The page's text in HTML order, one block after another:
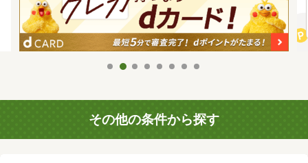
その他の条件から探す